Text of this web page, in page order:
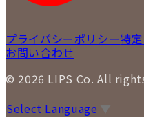
プライバシーポリシー特
お問い合わせ
© 2026 LIPS Co. All
Select Language ▼